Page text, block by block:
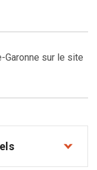
Garonne sur le site